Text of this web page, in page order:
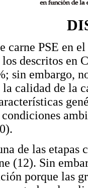
carne PSE en
descritos en
sin embargo,
la calidad de la
de las
(12). Sin
porque las